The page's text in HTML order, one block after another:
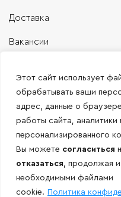
Этот сайт использует
обрабатывать ваши
адрес, данные о
работы сайта, аналитики
персонализированного
Вы можете согласиться
отказаться, продолжая
необходимыми файлами
cookie. Политика
Доставка
Вакансии
Работаем только с
ИП по
Внимание! Информация,